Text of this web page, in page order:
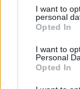
not limited to
grant or deny
use your data
consent section.
I want to
personal
Opted In
I want to
Personal
Opted In
Βγήκαν
για τη
Γρατσία